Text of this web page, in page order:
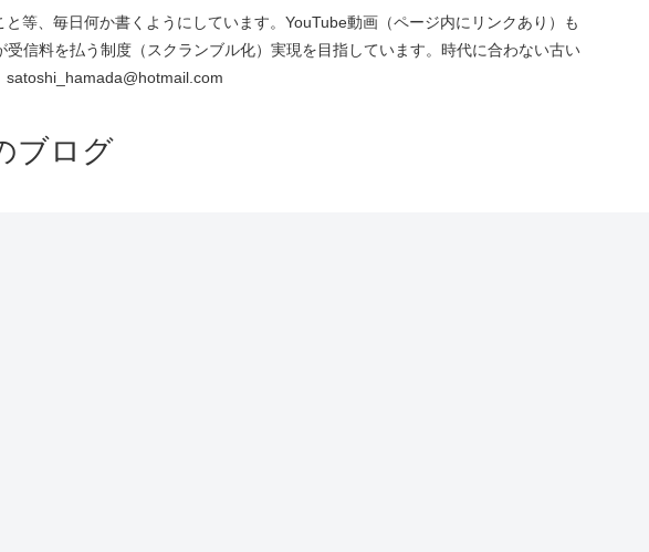
等、毎日何か書くようにしています。YouTube動画（ページ内にリンクあり）も
信料を払う制度（スクランブル化）実現を目指しています。時代に合わない古い
ブログ